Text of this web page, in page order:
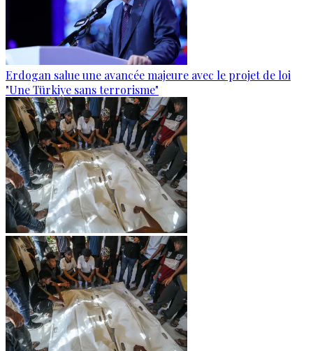
Erdogan salue une avancée majeure avec le projet de loi
"Une Türkiye sans terrorisme"